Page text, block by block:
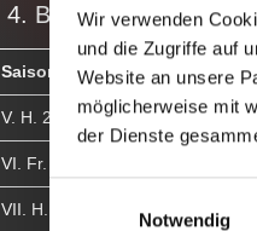
Wir verwenden
und die Zugriffe auf
Website an unsere
möglicherweise mit
der Dienste
Einwilligungsauswahl
Notwendig
4. BUNDESLIGA
Saison Mannschaft
V. H. 2022 Schobbe
VI. Fr. 2023
VII. H. 2023 Schobbe